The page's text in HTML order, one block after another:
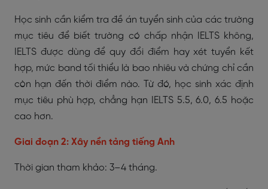
Học sinh cần kiểm tra đề án tuyển sinh của các trường
mục tiêu để biết trường có chấp nhận IELTS không,
IELTS được dùng để quy đổi điểm hay xét tuyển kết
hợp, mức band tối thiểu là bao nhiêu và chứng chỉ cần
còn hạn đến thời điểm nào. Từ đó, học sinh xác định
mục tiêu phù hợp, chẳng hạn IELTS 5.5, 6.0, 6.5 hoặc
cao hơn.
Giai đoạn 2: Xây nền tảng tiếng Anh
Thời gian tham khảo: 3–4 tháng.